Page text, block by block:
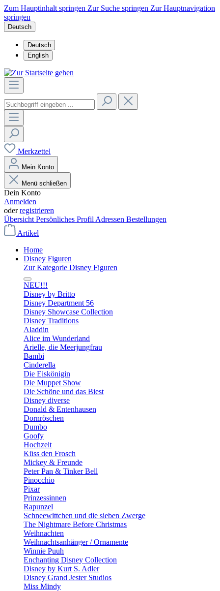
Zum Hauptinhalt springen Zur Suche springen Zur Hauptnavigation
springen
Deutsch
Deutsch
English
Merkzettel
Mein Konto
Menü schließen
Dein Konto
Anmelden
oderregistrieren
Übersicht Persönliches Profil Adressen Bestellungen
Artikel
Home
Disney Figuren
Zur Kategorie Disney Figuren
NEU!!!
Disney by Britto
Disney Department 56
Disney Showcase Collection
Disney Traditions
Aladdin
Alice im Wunderland
Arielle, die Meerjungfrau
Bambi
Cinderella
Die Eiskönigin
Die Muppet Show
Die Schöne und das Biest
Disney diverse
Donald & Entenhausen
Dornröschen
Dumbo
Goofy
Hochzeit
Küss den Frosch
Mickey & Freunde
Peter Pan & Tinker Bell
Pinocchio
Pixar
Prinzessinnen
Rapunzel
Schneewittchen und die sieben Zwerge
The Nightmare Before Christmas
Weihnachten
Weihnachtsanhänger / Ornamente
Winnie Puuh
Enchanting Disney Collection
Disney by Kurt S. Adler
Disney Grand Jester Studios
Miss Mindy